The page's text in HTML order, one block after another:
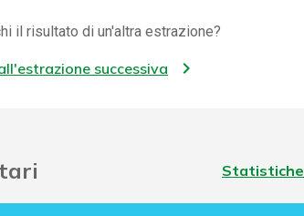
il risultato di un'altra estrazione?
successiva
Statistiche